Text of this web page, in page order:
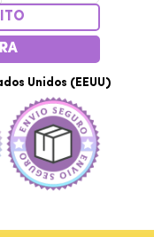
Unidos (EEUU)